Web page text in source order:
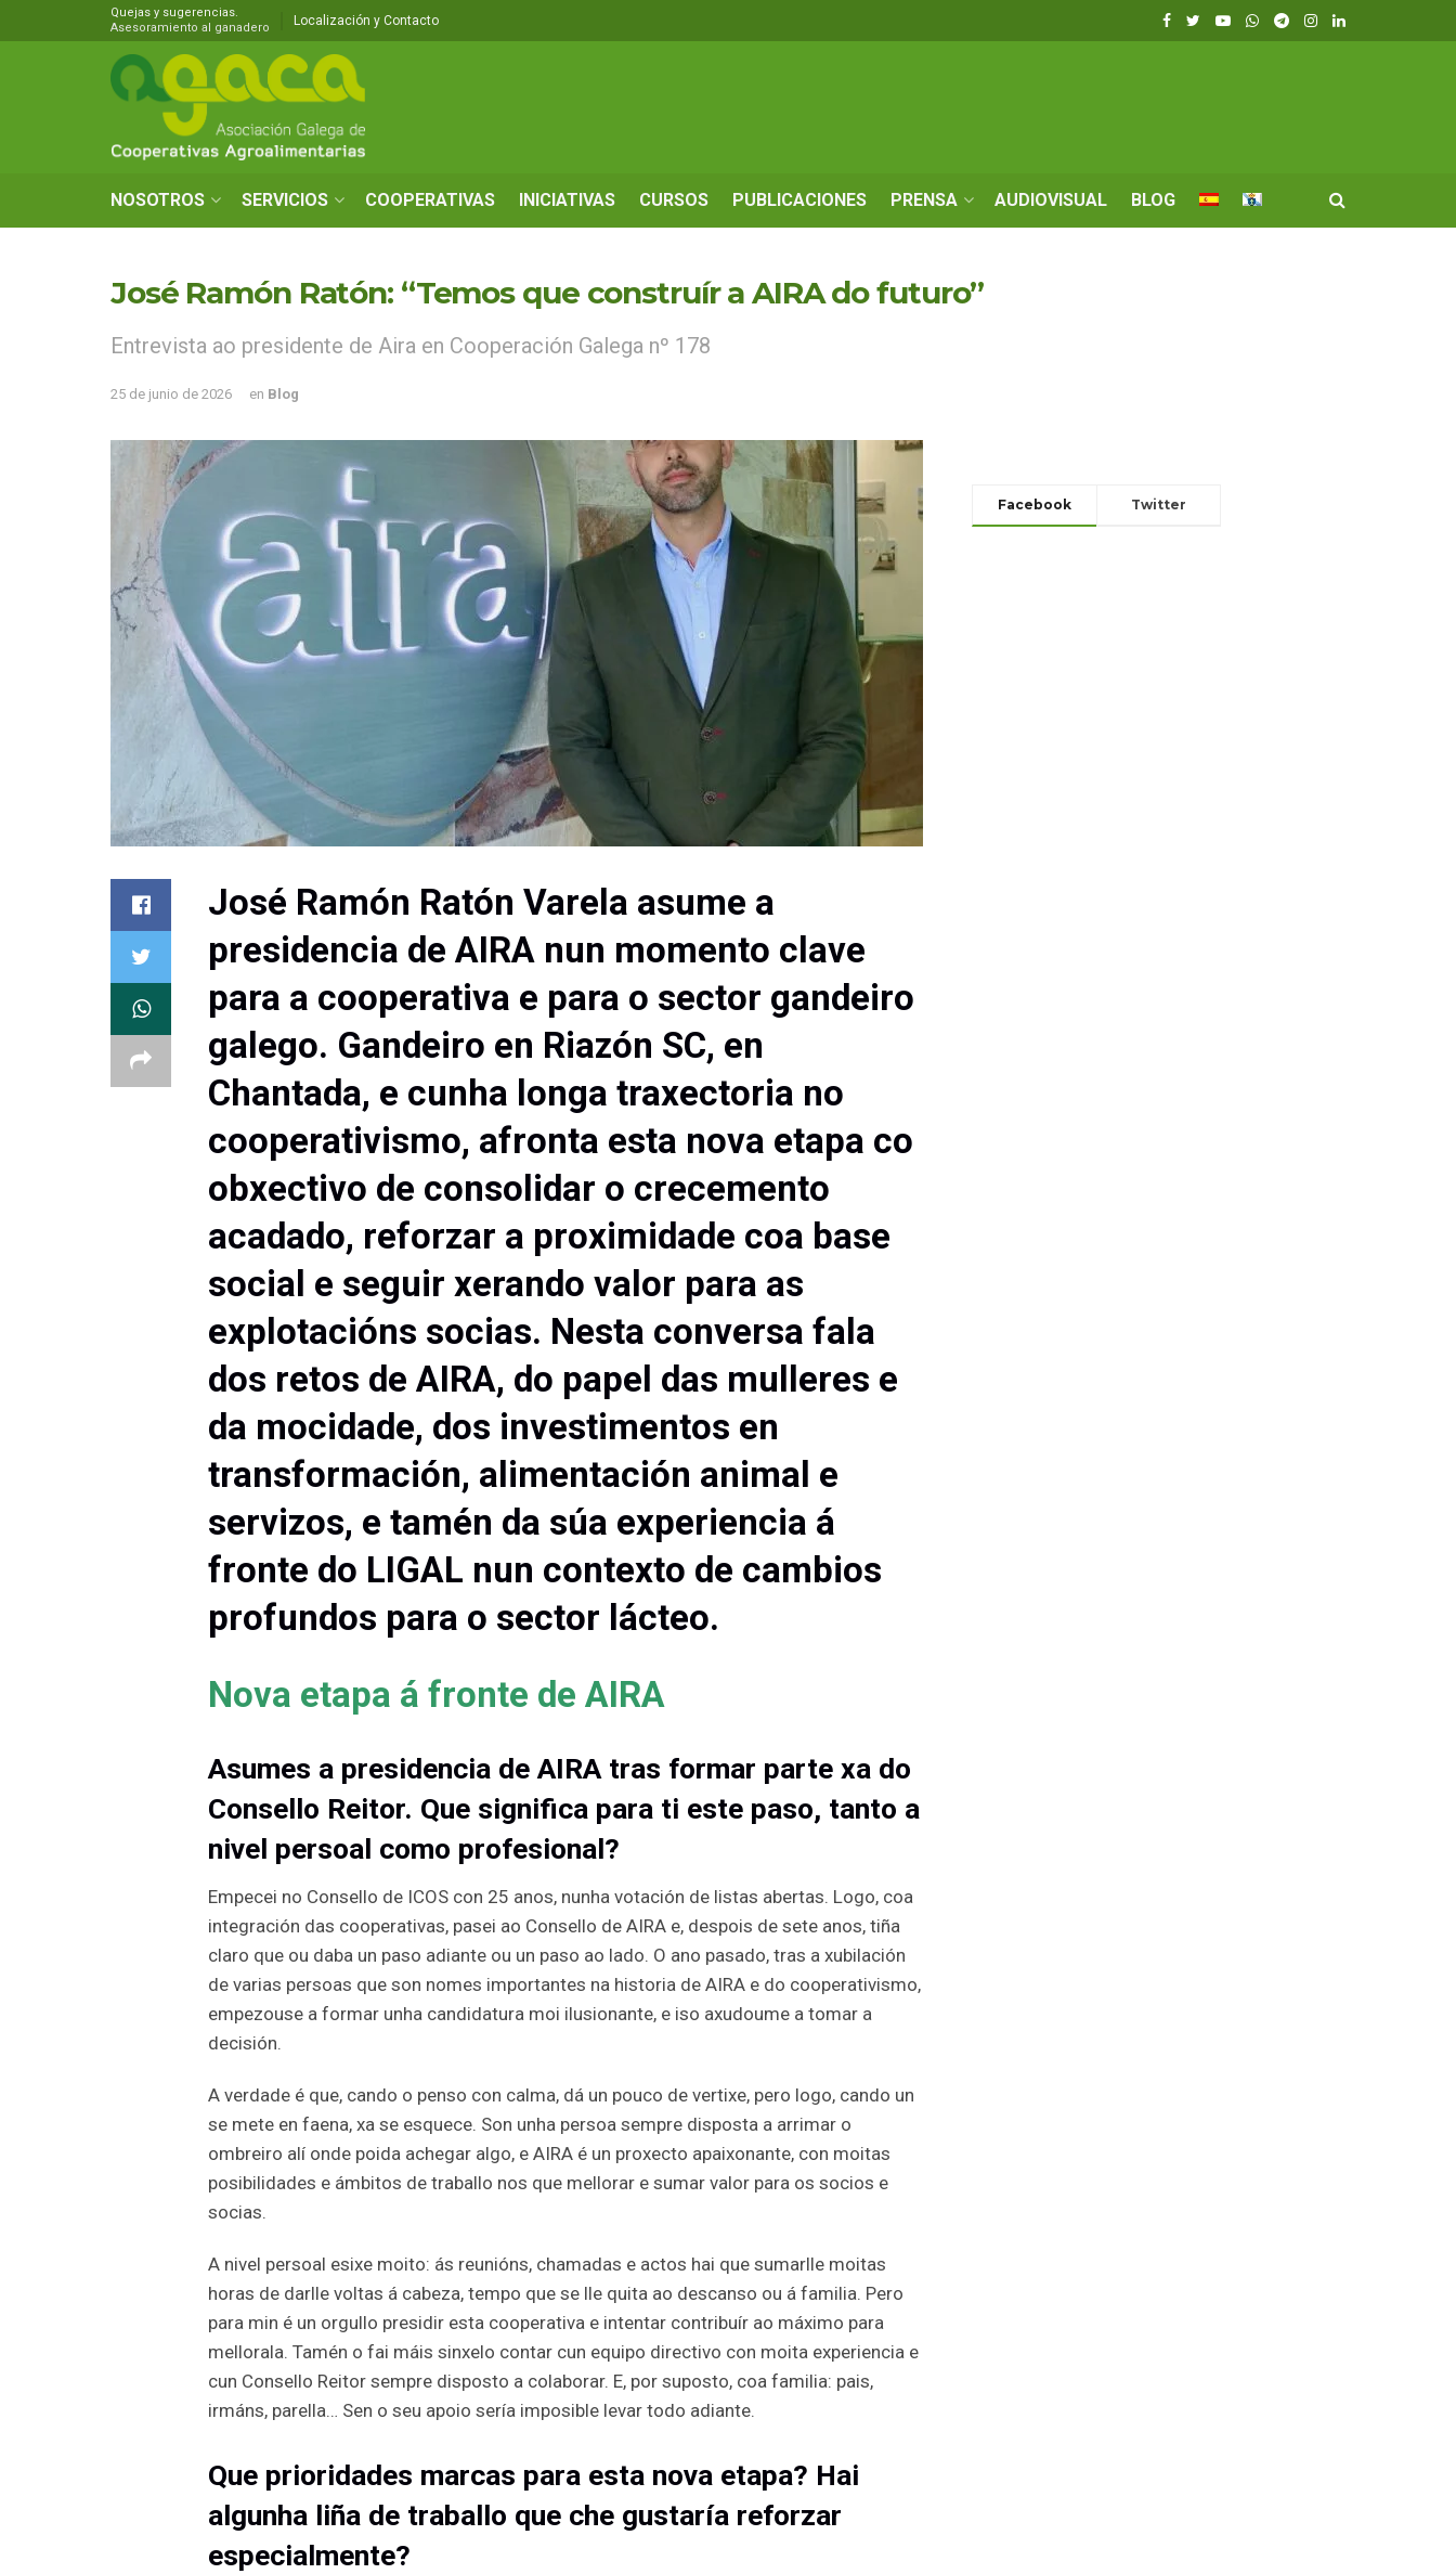
Quejas y sugerencias.
Asesoramiento al ganadero
Localización y Contacto
NOSOTROS SERVICIOS COOPERATIVAS INICIATIVAS CURSOS PUBLICACIONES PRENSA AUDIOVISUAL BLOG
José Ramón Ratón: “Temos que construír a AIRA do futuro”
Entrevista ao presidente de Aira en Cooperación Galega nº 178
25 de junio de 2026 en Blog
José Ramón Ratón Varela asume a
presidencia de AIRA nun momento clave
para a cooperativa e para o sector gandeiro
galego. Gandeiro en Riazón SC, en
Chantada, e cunha longa traxectoria no
cooperativismo, afronta esta nova etapa co
obxectivo de consolidar o crecemento
acadado, reforzar a proximidade coa base
social e seguir xerando valor para as
explotacións socias. Nesta conversa fala
dos retos de AIRA, do papel das mulleres e
da mocidade, dos investimentos en
transformación, alimentación animal e
servizos, e tamén da súa experiencia á
fronte do LIGAL nun contexto de cambios
profundos para o sector lácteo.
Nova etapa á fronte de AIRA
Asumes a presidencia de AIRA tras formar parte xa do
Consello Reitor. Que significa para ti este paso, tanto a
nivel persoal como profesional?
Empecei no Consello de ICOS con 25 anos, nunha votación de listas abertas. Logo, coa
integración das cooperativas, pasei ao Consello de AIRA e, despois de sete anos, tiña
claro que ou daba un paso adiante ou un paso ao lado. O ano pasado, tras a xubilación
de varias persoas que son nomes importantes na historia de AIRA e do cooperativismo,
empezouse a formar unha candidatura moi ilusionante, e iso axudoume a tomar a
decisión.
A verdade é que, cando o penso con calma, dá un pouco de vertixe, pero logo, cando un
se mete en faena, xa se esquece. Son unha persoa sempre disposta a arrimar o
ombreiro alí onde poida achegar algo, e AIRA é un proxecto apaixonante, con moitas
posibilidades e ámbitos de traballo nos que mellorar e sumar valor para os socios e
socias.
A nivel persoal esixe moito: ás reunións, chamadas e actos hai que sumarlle moitas
horas de darlle voltas á cabeza, tempo que se lle quita ao descanso ou á familia. Pero
para min é un orgullo presidir esta cooperativa e intentar contribuír ao máximo para
mellorala. Tamén o fai máis sinxelo contar cun equipo directivo con moita experiencia e
cun Consello Reitor sempre disposto a colaborar. E, por suposto, coa familia: pais,
irmáns, parella… Sen o seu apoio sería imposible levar todo adiante.
Que prioridades marcas para esta nova etapa? Hai
algunha liña de traballo que che gustaría reforzar
especialmente?
Facebook Twitter